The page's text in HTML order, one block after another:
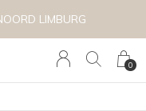
0
LIMBURG